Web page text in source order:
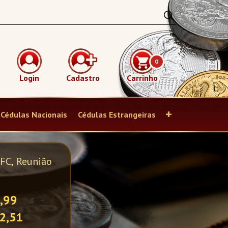
Login Cadastro
0
Carrinho
Cédulas Nacionais Cédulas Estrangeiras +
- Planetas
Solar